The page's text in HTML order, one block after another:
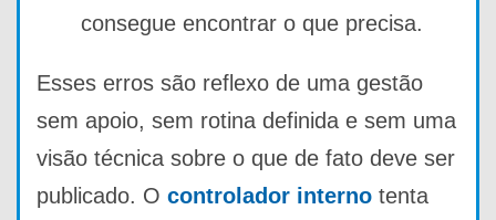
consegue encontrar o que precisa.
Esses erros são reflexo de uma gestão
sem apoio, sem rotina definida e sem uma
visão técnica sobre o que de fato deve ser
publicado. O controlador interno tenta